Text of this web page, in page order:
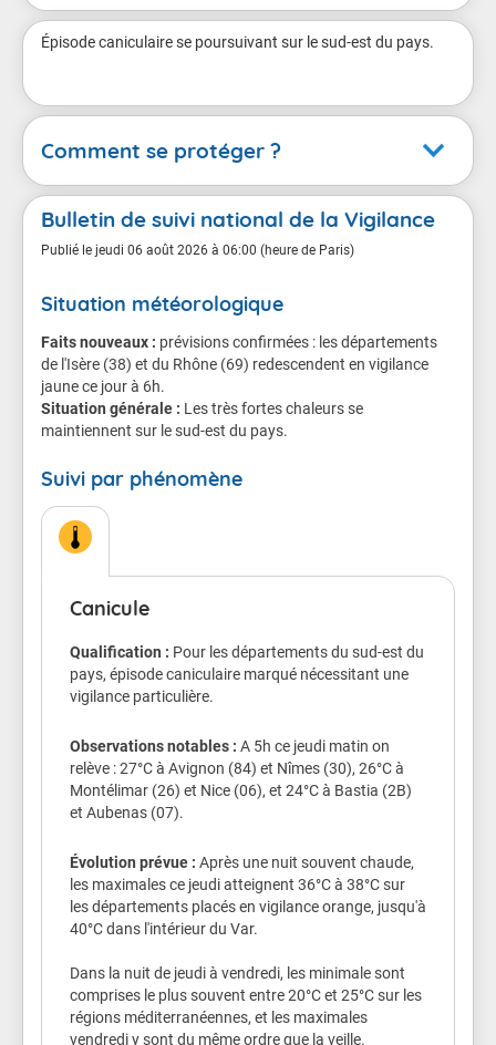
Épisode caniculaire se poursuivant sur le sud-est du pays.
Comment se protéger ?
Canicule
En cas de vigilance orange
Conséquences possibles
Chacun d'entre nous est menacé, même les sujets en
bonne santé.
Le danger est plus grand pour les personnes âgées,
les personnes atteintes de maladie chronique ou de
prennent régulièrement des médicaments, et les
Les symptômes d'un coup de chaleur sont : une fièvre
supérieure à 40°C, une peau chaude, rouge et sèche,
soif intense, une confusion, des convulsions et une
perte de connaissance.
Conseils de comportement
Continuez à manger normalement.
Mouillez vous le corps plusieurs fois par jour à
l’aide d’un brumisateur, d’un gant de toilette
ou en prenant des douches ou des bains
Ne sortez pas aux heures les plus chaudes.
Si vous devez sortir portez un chapeau et des
vêtements légers.
Bulletin de suivi national de la Vigilance
Publié le jeudi 06 août 2026 à 06:00 (heure de Paris)
Situation météorologique
Faits nouveaux : prévisions confirmées : les départements
de l'Isère (38) et du Rhône (69) redescendent en vigilance
jaune ce jour à 6h.
Situation générale : Les très fortes chaleurs se
maintiennent sur le sud-est du pays.
Suivi par phénomène
Canicule
Qualification : Pour les départements du sud-est du
pays, épisode caniculaire marqué nécessitant une
vigilance particulière.
Observations notables : A 5h ce jeudi matin on
relève : 27°C à Avignon (84) et Nîmes (30), 26°C à
Montélimar (26) et Nice (06), et 24°C à Bastia (2B)
et Aubenas (07).
Évolution prévue : Après une nuit souvent chaude,
les maximales ce jeudi atteignent 36°C à 38°C sur
les départements placés en vigilance orange, jusqu'à
40°C dans l'intérieur du Var.
Dans la nuit de jeudi à vendredi, les minimale sont
comprises le plus souvent entre 20°C et 25°C sur les
régions méditerranéennes, et les maximales
vendredi y sont du même ordre que la veille.